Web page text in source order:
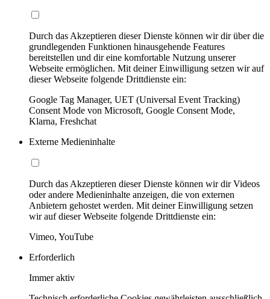
Durch das Akzeptieren dieser Dienste können wir dir über die
grundlegenden Funktionen hinausgehende Features
bereitstellen und dir eine komfortable Nutzung unserer
Webseite ermöglichen. Mit deiner Einwilligung setzen wir auf
dieser Webseite folgende Drittdienste ein:
Google Tag Manager, UET (Universal Event Tracking)
Consent Mode von Microsoft, Google Consent Mode,
Klarna, Freshchat
Externe Medieninhalte
Durch das Akzeptieren dieser Dienste können wir dir Videos
oder andere Medieninhalte anzeigen, die von externen
Anbietern gehostet werden. Mit deiner Einwilligung setzen
wir auf dieser Webseite folgende Drittdienste ein:
Vimeo, YouTube
Erforderlich
Immer aktiv